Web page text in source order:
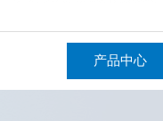
产品中心